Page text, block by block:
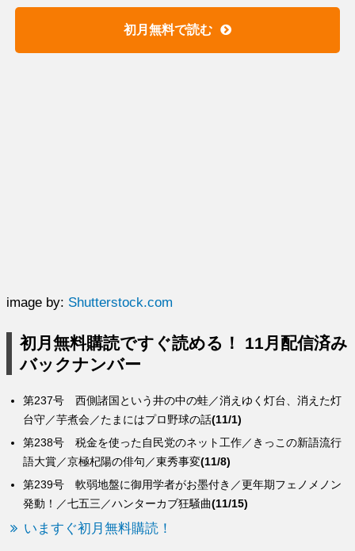
初月無料で読む
image by: Shutterstock.com
初月無料購読ですぐ読める！ 11月配信済み
バックナンバー
第239号 軟弱地盤に御用学者がお墨付き／更年期フェノメノン
発動！／七五三／ハンターカブ狂騒曲(11/15)
第238号 税金を使った自民党のネット工作／きっこの新語流行
語大賞／京極杞陽の俳句／東秀事変(11/8)
第237号 西側諸国という井の中の蛙／消えゆく灯台、消えた灯
台守／芋煮会／たまにはプロ野球の話(11/1)
いますぐ初月無料購読！